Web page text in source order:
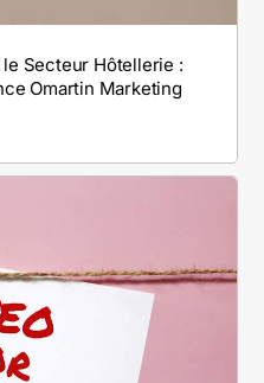
Secteur Hôtellerie :
Omartin Marketing